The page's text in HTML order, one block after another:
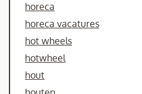
horeca
horeca vacatures
hot wheels
hotwheel
hout